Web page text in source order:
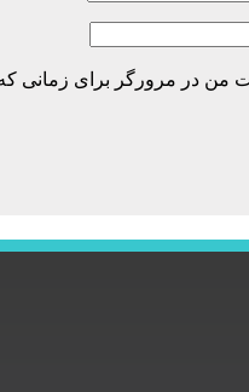
من در مرورگر برای زمانی